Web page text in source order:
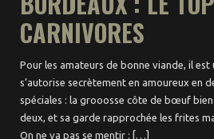
CARNIVORES
Pour les amateurs de bonne viande, il est
s’autorise secrètement en amoureux en
spéciales : la grooosse côte de bœuf
deux, et sa garde rapprochée les frites
On ne va pas se mentir : […]